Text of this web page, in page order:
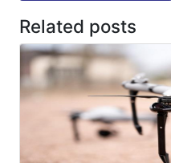
Related posts